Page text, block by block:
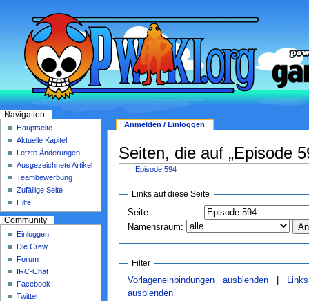
Seiten, die auf „Episode
← Episode 594
Links auf diese Seite
Seite:
Namensraum:
Filter
Vorlageneinbindungen ausblenden
ausblenden
Anmelden / Einloggen
Navigation
Hauptseite
Aktuelle Kapitel
Letzte Änderungen
Ausgezeichnete Artikel
Teambewerbung
Zufällige Seite
Hilfe
Community
Einloggen
Die Crew
Forum
IRC-Chat
Facebook
Twitter